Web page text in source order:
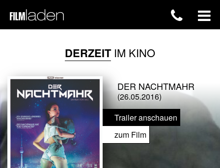
DERZEITIM KINO
DER NACHTMAHR
(26.05.2016)
Trailer anschauen
zum Film